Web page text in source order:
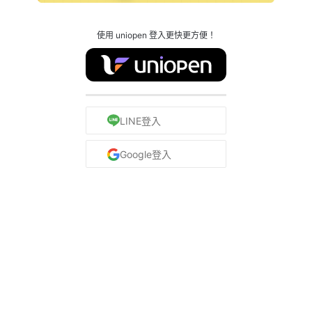
使用 uniopen 登入更快更方便！
LINE登入
Google登入